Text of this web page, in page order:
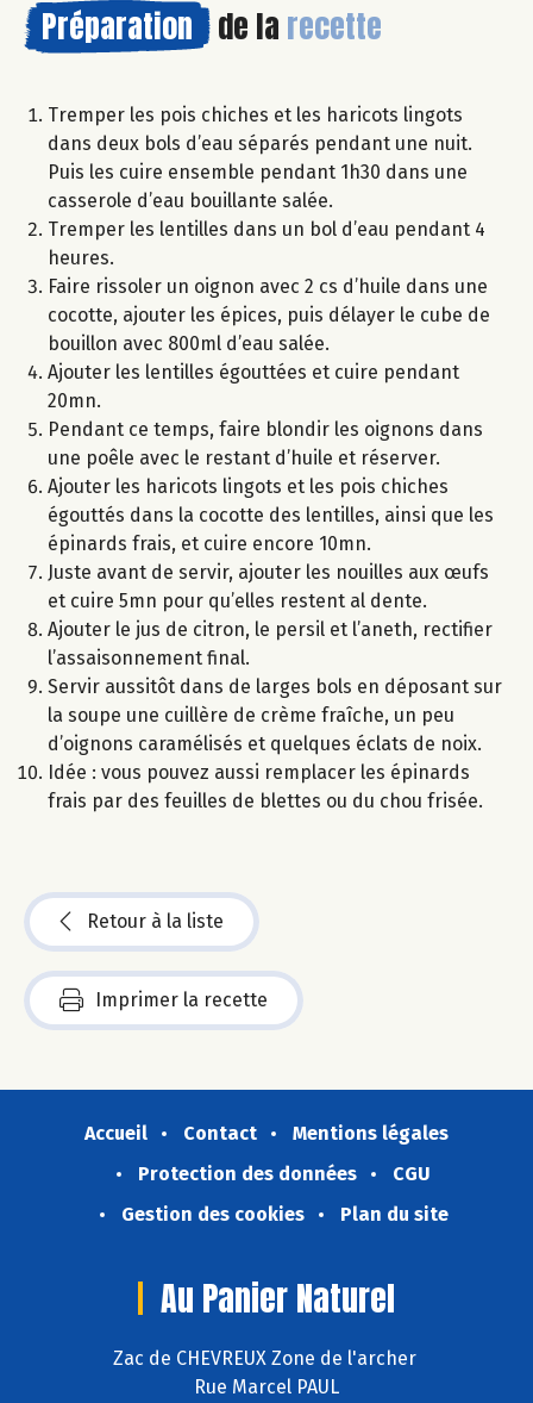
Préparation de la recette
Tremper les pois chiches et les haricots lingots
dans deux bols d’eau séparés pendant une nuit.
Puis les cuire ensemble pendant 1h30 dans une
casserole d’eau bouillante salée.
Tremper les lentilles dans un bol d’eau pendant 4
heures.
Faire rissoler un oignon avec 2 cs d’huile dans une
cocotte, ajouter les épices, puis délayer le cube de
bouillon avec 800ml d’eau salée.
Ajouter les lentilles égouttées et cuire pendant
20mn.
Pendant ce temps, faire blondir les oignons dans
une poêle avec le restant d’huile et réserver.
Ajouter les haricots lingots et les pois chiches
égouttés dans la cocotte des lentilles, ainsi que les
épinards frais, et cuire encore 10mn.
Juste avant de servir, ajouter les nouilles aux œufs
et cuire 5mn pour qu’elles restent al dente.
Ajouter le jus de citron, le persil et l’aneth, rectifier
l’assaisonnement final.
Servir aussitôt dans de larges bols en déposant sur
la soupe une cuillère de crème fraîche, un peu
d’oignons caramélisés et quelques éclats de noix.
Idée : vous pouvez aussi remplacer les épinards
frais par des feuilles de blettes ou du chou frisée.
Retour à la liste
Imprimer la recette
Accueil Contact
Mentions légales
Protection des données
CGU
Gestion des cookies
Plan du site
Au Panier Naturel
Zac de CHEVREUX Zone de l'archer
Rue Marcel PAUL